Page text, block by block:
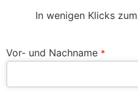
In wenigen Klicks
Vor- und Nachname *